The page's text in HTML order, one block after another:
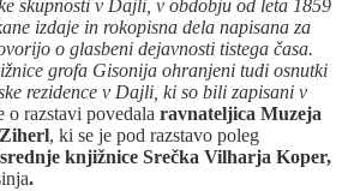
skupnosti v Dajli, v obdobju od leta 1859
izdaje in rokopisna dela napisana za
o glasbeni dejavnosti tistega časa.
grofa Gisonija ohranjeni tudi osnutki
rezidence v Dajli, ki so bili zapisani v
o razstavi povedala ravnateljica Muzeja
, ki se je pod razstavo poleg
knjižnice Srečka Vilharja Koper,
.